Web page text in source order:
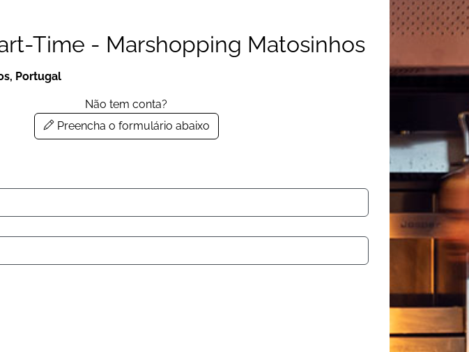
Time - Marshopping Matosinhos
Portugal
Não tem conta?
Preencha o formulário abaixo